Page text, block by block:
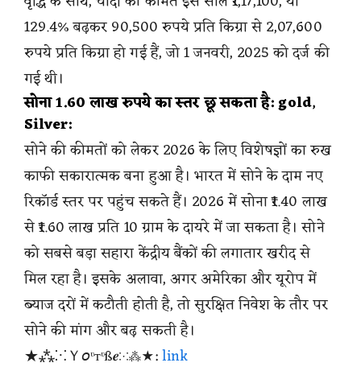
129.4% बढ़कर 90,500 रुपये प्रति किग्रा से 2,07,600
रुपये प्रति किग्रा हो गई हैं, जो 1 जनवरी, 2025 को दर्ज की
गई थी।
सोना 1.60 लाख रुपये का स्तर छू सकता है: gold,
Silver:
सोने की कीमतों को लेकर 2026 के लिए विशेषज्ञों का रुख
काफी सकारात्मक बना हुआ है। भारत में सोने के दाम नए
रिकॉर्ड स्तर पर पहुंच सकते हैं। 2026 में सोना ₹1.40 लाख
से ₹1.60 लाख प्रति 10 ग्राम के दायरे में जा सकता है। सोने
को सबसे बड़ा सहारा केंद्रीय बैंकों की लगातार खरीद से
मिल रहा है। इसके अलावा, अगर अमेरिका और यूरोप में
ब्याज दरों में कटौती होती है, तो सुरक्षित निवेश के तौर पर
सोने की मांग और बढ़ सकती है।
★⁂⁙Ｙ𝘰ᶹтᶹß𝒆⁙⁂★:link